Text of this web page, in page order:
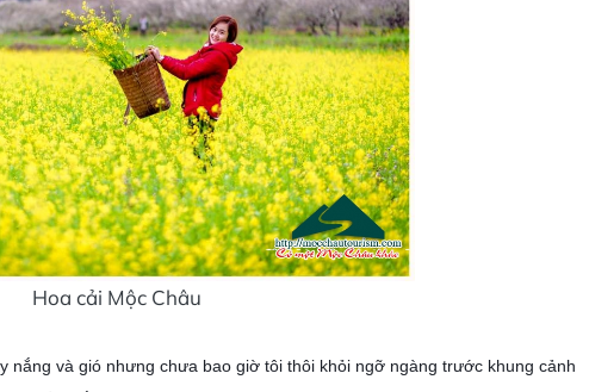
Hoa cải Mộc Châu
nắng và gió nhưng chưa bao giờ tôi thôi khỏi ngỡ ngàng trước khung cảnh